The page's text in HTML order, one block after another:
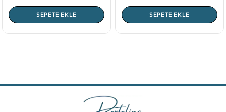
SEPETE EKLE SEPETE EKLE